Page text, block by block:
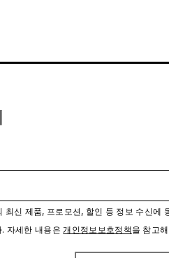
신 제품, 프로모션, 할인 등 정보 수신에
자세한 내용은 개인정보보호정책을 참고해